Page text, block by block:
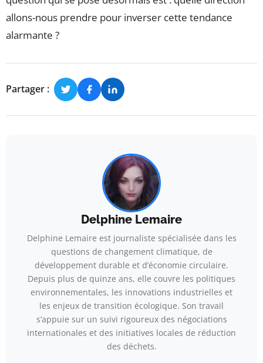
allons-nous prendre pour inverser cette tendance
alarmante ?
Partager :
Delphine Lemaire
Delphine Lemaire est journaliste spécialisée dans les
questions de changement climatique, de
développement durable et d’économie circulaire.
Depuis plus de quinze ans, elle couvre les politiques
environnementales, les innovations industrielles et
les enjeux de transition écologique. Son travail
s’appuie sur un suivi rigoureux des négociations
internationales et des initiatives locales de réduction
des déchets.